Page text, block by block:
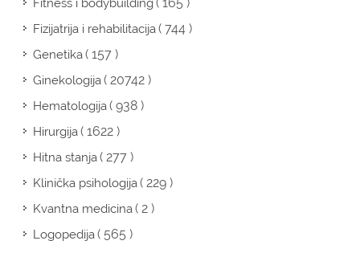
Fitness i bodybuilding
Fizijatrija i rehabilitacija( 744 )
Genetika( 157 )
Ginekologija( 20742 )
Hematologija( 938 )
Hirurgija( 1622 )
Hitna stanja( 277 )
Klinička psihologija( 229 )
Kvantna medicina( 2 )
Logopedija( 565 )